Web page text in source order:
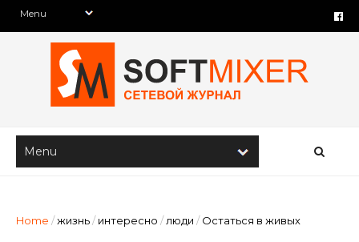
Home /жизнь/ интересно / люди / Остаться в живых